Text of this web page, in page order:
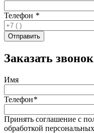
Телефон *
Заказать звонок
Имя
Телефон*
Принять соглашение с
обработкой